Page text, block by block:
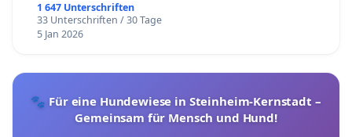
1 647 Unterschriften
33 Unterschriften / 30 Tage
5 Jan 2026
🐾 Für eine Hundewiese in Steinheim-Kernstadt –
Gemeinsam für Mensch und Hund!